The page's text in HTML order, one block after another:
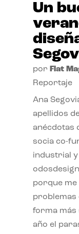
Un
por Flat
Reportaje
Ana
apellidos
anécdotas
socia co-
industrial
porque me
problemas
forma más
año el